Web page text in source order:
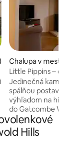
4,97 z
Chalupa v meste
Little Pippins –
Jedinečná
spálňou
výhľadom na
do Gatcombe
zrekonštruovaný
sporákom,
salónik/kuchyňa/
Hills